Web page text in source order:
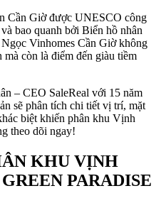
Cần Giờ được UNESCO công
bao quanh bởi Biển hồ nhân
Vinhomes Cần Giờ không
còn là điểm đến giàu tiềm
– CEO SaleReal với 15 năm
sẽ phân tích chi tiết vị trí, mặt
biệt khiến phân khu Vịnh
theo dõi ngay!
KHU VỊNH
PARADISE